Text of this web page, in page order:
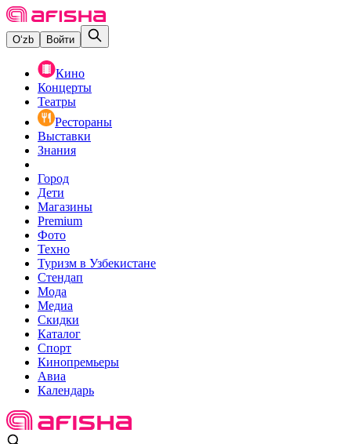
O‘zb Войти
Кино
Концерты
Театры
Рестораны
Выставки
Знания
Город
Дети
Магазины
Premium
Фото
Техно
Туризм в Узбекистане
Стендап
Мода
Медиа
Скидки
Каталог
Спорт
Кинопремьеры
Авиа
Календарь